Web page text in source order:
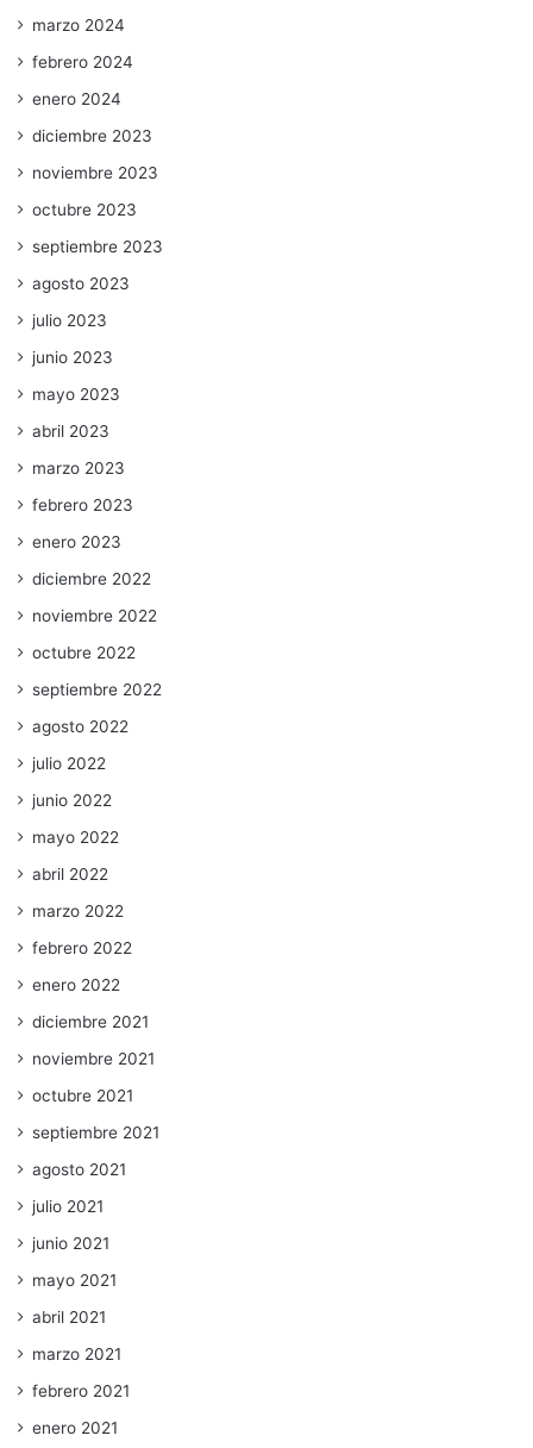
marzo 2024
febrero 2024
enero 2024
diciembre 2023
noviembre 2023
octubre 2023
septiembre 2023
agosto 2023
julio 2023
junio 2023
mayo 2023
abril 2023
marzo 2023
febrero 2023
enero 2023
diciembre 2022
noviembre 2022
octubre 2022
septiembre 2022
agosto 2022
julio 2022
junio 2022
mayo 2022
abril 2022
marzo 2022
febrero 2022
enero 2022
diciembre 2021
noviembre 2021
octubre 2021
septiembre 2021
agosto 2021
julio 2021
junio 2021
mayo 2021
abril 2021
marzo 2021
febrero 2021
enero 2021